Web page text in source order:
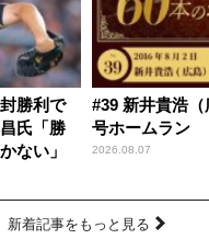
勝利で
氏「勝
ない」
#39 新井貴浩
号ホームラン
2026.08.07
新着記事をもっと見る